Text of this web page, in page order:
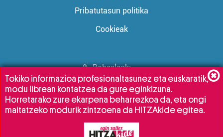
Pribatutasun politika
Cookieak
Babesleak:
Tokiko informazioa profesionaltasunez eta euskaratik,
modu librean kontatzea da gure eginkizuna.
Horretarako zure ekarpena beharrezkoa da, eta ongi
maitatzeko modurik zintzoena da HITZAkide egitea.